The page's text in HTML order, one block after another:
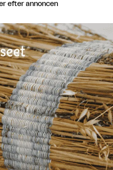
efter annoncen